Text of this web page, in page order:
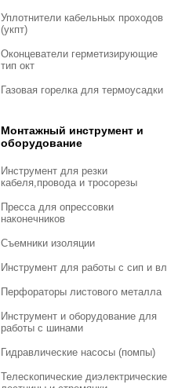
уплотнители кабельных проходов
(укпт)
оконцеватели герметизирующие
тип окт
газовая горелка для термоусадки
Монтажный инструмент и
оборудование
инструмент для резки
кабеля,провода и тросорезы
пресса для опрессовки
наконечников
съемники изоляции
инструмент для работы с сип и вл
перфораторы листового металла
инструмент и оборудование для
работы с шинами
гидравлические насосы (помпы)
телескопические диэлектрические